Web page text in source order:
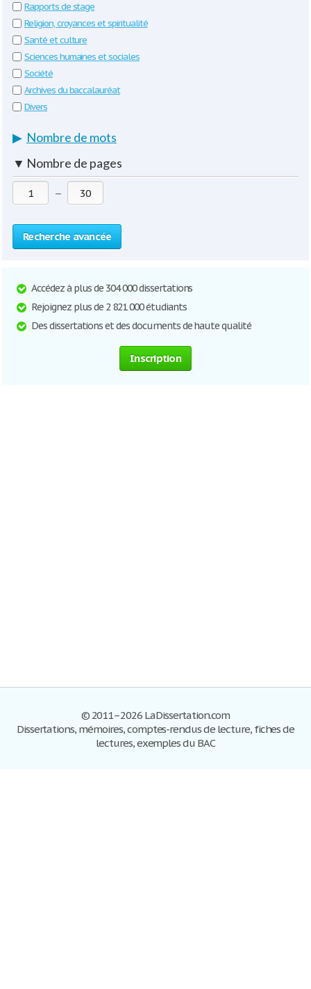
Rapports de stage
Religion, croyances et spiritualité
Santé et culture
Sciences humaines et sociales
Société
Archives du baccalauréat
Divers
▶ Nombre de mots
▼ Nombre de pages
—
Recherche avancée
Accédez à plus de 304 000 dissertations
Rejoignez plus de 2 821 000 étudiants
Des dissertations et des documents de haute qualité
Inscription
© 2011–2026 LaDissertation.com
Dissertations, mémoires, comptes-rendus de lecture, fiches de
lectures, exemples du BAC